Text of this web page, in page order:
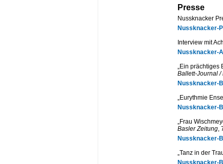
Presse
Nussknacker
Nussknacker-
Interview mit
Nussknacker-
„Ein prächtiges
Ballett-Journal /
Nussknacker-
„Eurythmie
Nussknacker-
„Frau
Basler Zeitung,
Nussknacker-
„Tanz in der
Nussknacker-